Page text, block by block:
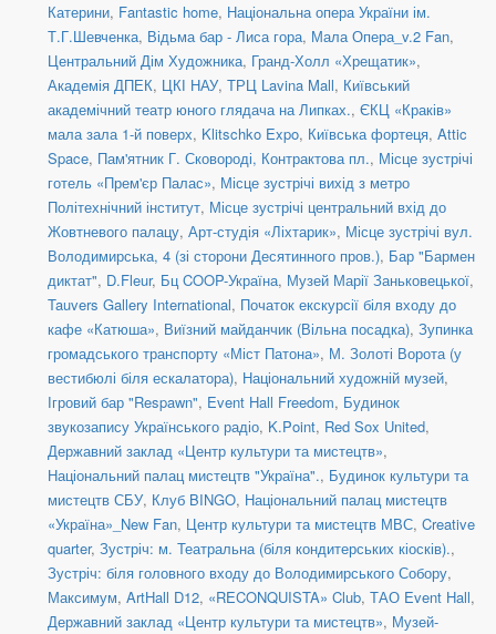
Катерини, Fantastic home, Національна опера України ім.
Т.Г.Шевченка, Відьма бар - Лиса гора, Мала Опера_v.2 Fan,
Центральний Дім Художника, Гранд-Холл «Хрещатик»,
Академія ДПЕК, ЦКІ НАУ, ТРЦ Lavina Mall, Київський
академічний театр юного глядача на Липках., ЄКЦ «Краків»
мала зала 1-й поверх, Klitschko Expo, Київська фортеця, Attic
Space, Пам'ятник Г. Сковороді, Контрактова пл., Місце зустрічі
готель «Прем'єр Палас», Місце зустрічі вихід з метро
Політехнічний інститут, Місце зустрічі центральний вхід до
Жовтневого палацу, Арт-студія «Ліхтарик», Місце зустрічі вул.
Володимирська, 4 (зі сторони Десятинного пров.), Бар "Бармен
диктат", D.Fleur, Бц COOP-Україна, Музей Марії Заньковецької,
Tauvers Gallery International, Початок екскурсії біля входу до
кафе «Катюша», Виїзний майданчик (Вільна посадка), Зупинка
громадського транспорту «Міст Патона», М. Золоті Ворота (у
вестибюлі біля ескалатора), Національний художній музей,
Ігровий бар "Respawn", Event Hall Freedom, Будинок
звукозапису Українського радіо, K.Point, Red Sox United,
Державний заклад «Центр культури та мистецтв»,
Національний палац мистецтв "Україна"., Будинок культури та
мистецтв СБУ, Клуб BINGO, Національний палац мистецтв
«Україна»_New Fan, Центр культури та мистецтв МВС, Creative
quarter, Зустріч: м. Театральна (біля кондитерських кіосків).,
Зустріч: біля головного входу до Володимирського Собору,
Максимум, ArtHall D12, «RECONQUISTA» Club, ТАО Event Hall,
Державний заклад «Центр культури та мистецтв», Музей-